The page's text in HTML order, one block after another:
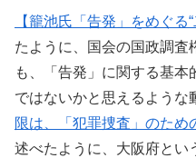
【籠池氏「告発」をめぐる
たように、国会の国政調査
も、「告発」に関する基
ではないかと思えるような
限は、「犯罪捜査」のため
述べたように、大阪府とい